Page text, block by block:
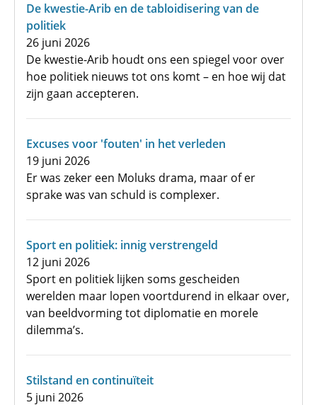
De kwestie-Arib en de tabloidisering van de
politiek
26 juni 2026
De kwestie-Arib houdt ons een spiegel voor over
hoe politiek nieuws tot ons komt – en hoe wij dat
zijn gaan accepteren.
Excuses voor 'fouten' in het verleden
19 juni 2026
Er was zeker een Moluks drama, maar of er
sprake was van schuld is complexer.
Sport en politiek: innig verstrengeld
12 juni 2026
Sport en politiek lijken soms gescheiden
werelden maar lopen voortdurend in elkaar over,
van beeldvorming tot diplomatie en morele
dilemma’s.
Stilstand en continuïteit
5 juni 2026